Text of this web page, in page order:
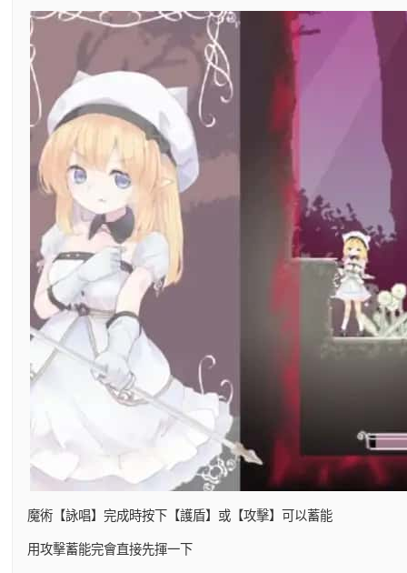
魔術【詠唱】完成時按下【護盾】或【攻擊】可以蓄能
用攻擊蓄能完會直接先揮一下